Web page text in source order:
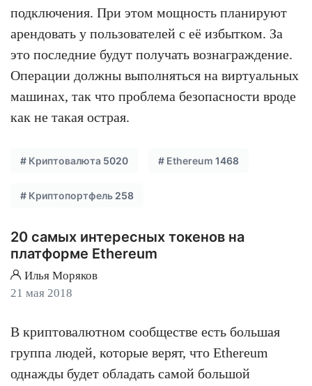
подключения. При этом мощность планируют
арендовать у пользователей с её избытком. За
это последние будут получать вознаграждение.
Операции должны выполняться на виртуальных
машинах, так что проблема безопасности вроде
как не такая острая.
# Криптовалюта 5020 # Ethereum 1468
# Криптопортфель 258
20 самых интересных токенов на
платформе Ethereum
Илья Моряков
21 мая 2018
В криптовалютном сообществе есть большая
группа людей, которые верят, что Ethereum
однажды будет обладать самой большой